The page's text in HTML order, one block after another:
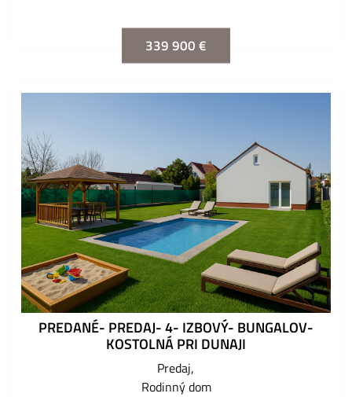
339 900 €
PREDANÉ- PREDAJ- 4- IZBOVÝ- BUNGALOV-
KOSTOLNÁ PRI DUNAJI
Predaj
Rodinný dom